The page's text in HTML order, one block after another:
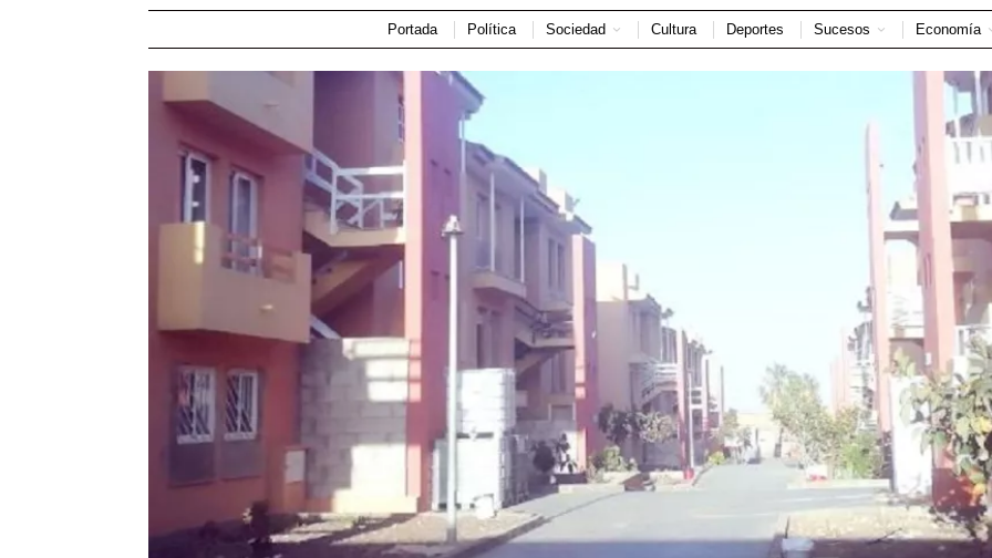
Portada Política Sociedad Cultura Deportes Sucesos Economía